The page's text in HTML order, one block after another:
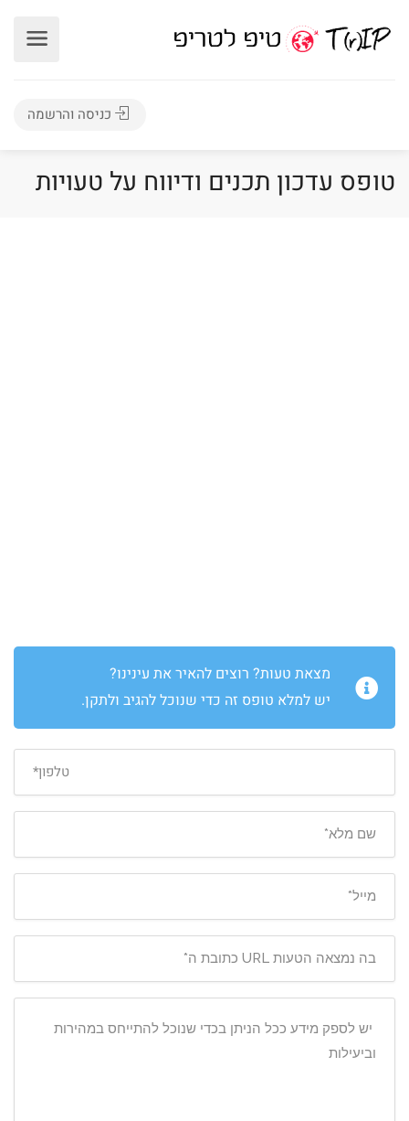
כניסה והרשמה
טופס עדכון תכנים ודיווח על טעויות
מצאת טעות? רוצים להאיר את עינינו?
יש למלא טופס זה כדי שנוכל להגיב ולתקן.